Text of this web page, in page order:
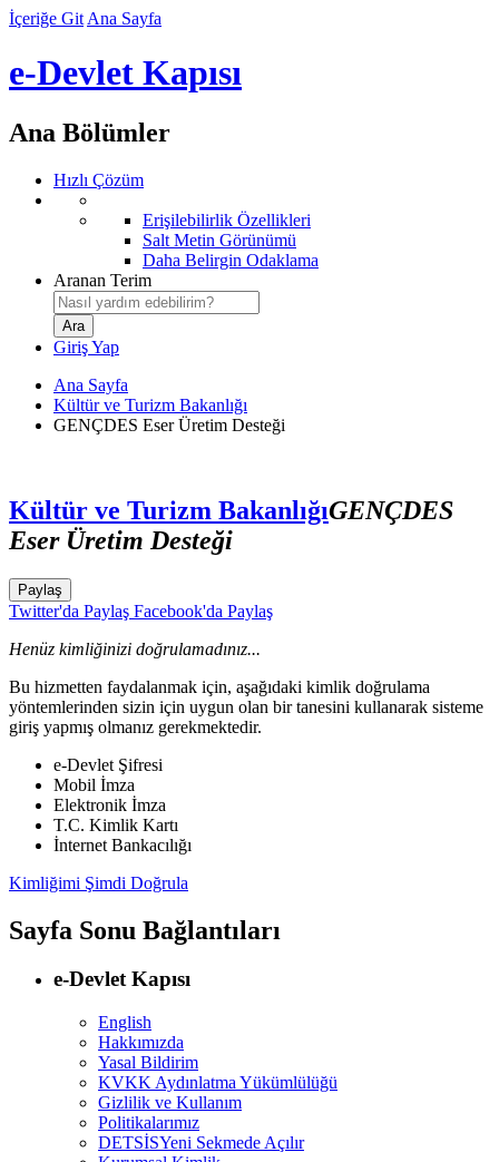
İçeriğe Git Ana Sayfa
e-Devlet Kapısı
Ana Bölümler
Hızlı Çözüm
Erişilebilirlik Özellikleri
Salt Metin Görünümü
Daha Belirgin Odaklama
Aranan Terim
Giriş Yap
Ana Sayfa
Kültür ve Turizm Bakanlığı
GENÇDES Eser Üretim Desteği
Kültür ve Turizm BakanlığıGENÇDES
Eser Üretim Desteği
Paylaş
Twitter'da Paylaş Facebook'da Paylaş
Henüz kimliğinizi doğrulamadınız...
Bu hizmetten faydalanmak için, aşağıdaki kimlik doğrulama
yöntemlerinden sizin için uygun olan bir tanesini kullanarak sisteme
giriş yapmış olmanız gerekmektedir.
e-Devlet Şifresi
Mobil İmza
Elektronik İmza
T.C. Kimlik Kartı
İnternet Bankacılığı
Kimliğimi Şimdi Doğrula
Sayfa Sonu Bağlantıları
e-Devlet Kapısı
English
Hakkımızda
Yasal Bildirim
KVKK Aydınlatma Yükümlülüğü
Gizlilik ve Kullanım
Politikalarımız
DETSİSYeni Sekmede Açılır